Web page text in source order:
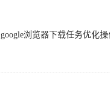
google浏览器下载任务优化